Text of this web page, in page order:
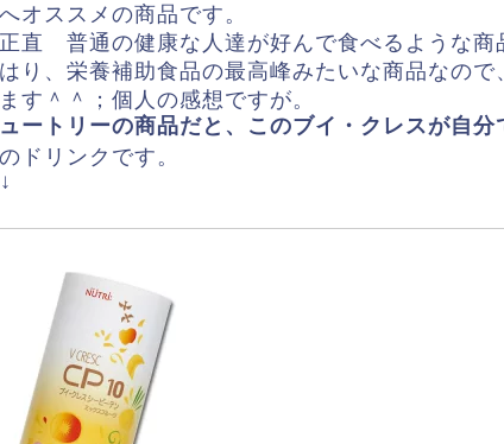
オススメの商品です。
直 普通の健康な人達が好んで食べるような商
り、栄養補助食品の最高峰みたいな商品なの
す＾＾；個人の感想ですが。
ートリーの商品だと、このブイ・クレスが自分
ドリンクです。